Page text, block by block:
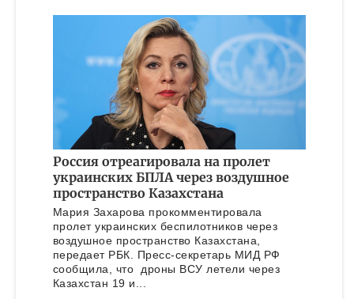
Россия отреагировала на пролет
украинских БПЛА через воздушное
пространство Казахстана
Мария Захарова прокомментировала
пролет украинских беспилотников через
воздушное пространство Казахстана,
передает РБК. Пресс-секретарь МИД РФ
сообщила, что дроны ВСУ летели через
Казахстан 19 и...